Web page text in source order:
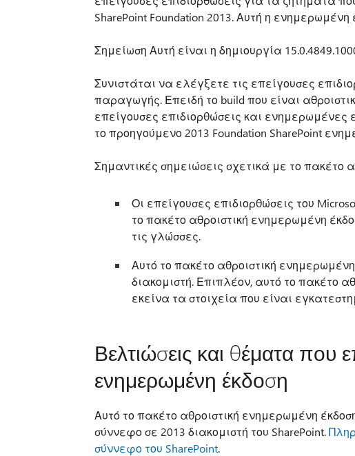
SharePoint Foundation 2013. Αυτή η ενημερωμένη
Σημείωση Αυτή είναι η δημιουργία
Συνιστάται να ελέγξετε τις επείγουσες
παραγωγής. Επειδή το build που είναι
επείγουσες επιδιορθώσεις και
το προηγούμενο 2013 Foundation SharePoint
Σημαντικές σημειώσεις σχετικά με το πακέτο
Οι επείγουσες επιδιορθώσεις του
το πακέτο αθροιστική ενημερωμένη
τις γλώσσες.
Αυτό το πακέτο αθροιστική
διακομιστή. Επιπλέον, αυτό το πακέτο
εκείνα τα στοιχεία που είναι
Βελτιώσεις και θέματα που
ενημερωμένη έκδοση
Αυτό το πακέτο αθροιστική ενημερωμένη
σύννεφο σε 2013 διακομιστή του SharePoint.
σύννεφο του SharePoint.